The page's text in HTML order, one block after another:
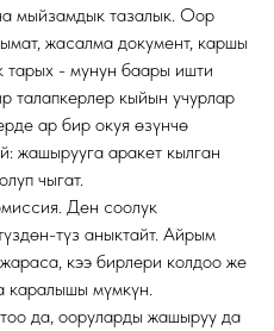
мыйзамдык тазалык. Оор
жасалма документ, каршы
тарых - мунун баары ишти
талапкерлер кыйын учурлар
ар бир окуя өзүнчө
жашырууга аракет кылган
чыгат.
Ден соолук
түз аныктайт. Айрым
кээ бирлери колдоо же
каралышы мүмкүн.
да, ооруларды жашыруу да